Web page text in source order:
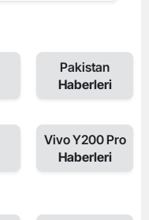
Pakistan
Haberleri
Vivo Y200 Pro
Haberleri